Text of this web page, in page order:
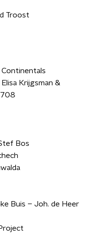
Troost
Krijgsman &
708
Bos
Buis – Joh. de Heer